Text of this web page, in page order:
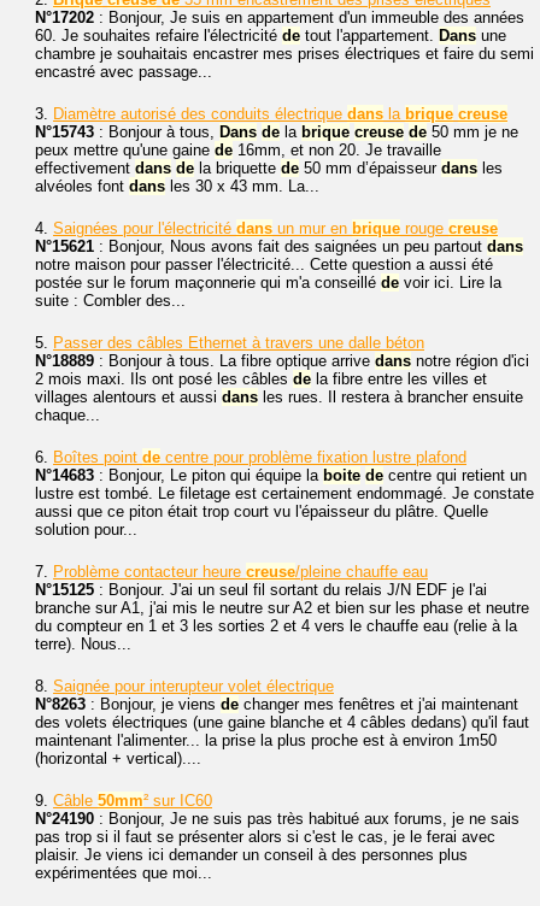
N°17202 : Bonjour, Je suis en appartement d'un immeuble des années
60. Je souhaites refaire l'électricité de tout l'appartement. Dans une
chambre je souhaitais encastrer mes prises électriques et faire du semi
encastré avec passage...
3. Diamètre autorisé des conduits électrique dans la brique creuse
N°15743 : Bonjour à tous, Dans de la brique creuse de 50 mm je ne
peux mettre qu'une gaine de 16mm, et non 20. Je travaille
effectivement dans de la briquette de 50 mm d’épaisseur dans les
alvéoles font dans les 30 x 43 mm. La...
4. Saignées pour l'électricité dans un mur en brique rouge creuse
N°15621 : Bonjour, Nous avons fait des saignées un peu partout dans
notre maison pour passer l'électricité... Cette question a aussi été
postée sur le forum maçonnerie qui m'a conseillé de voir ici. Lire la
suite : Combler des...
5. Passer des câbles Ethernet à travers une dalle béton
N°18889 : Bonjour à tous. La fibre optique arrive dans notre région d'ici
2 mois maxi. Ils ont posé les câbles de la fibre entre les villes et
villages alentours et aussi dans les rues. Il restera à brancher ensuite
chaque...
6. Boîtes point de centre pour problème fixation lustre plafond
N°14683 : Bonjour, Le piton qui équipe la boite de centre qui retient un
lustre est tombé. Le filetage est certainement endommagé. Je constate
aussi que ce piton était trop court vu l'épaisseur du plâtre. Quelle
solution pour...
7. Problème contacteur heure creuse/pleine chauffe eau
N°15125 : Bonjour. J'ai un seul fil sortant du relais J/N EDF je l'ai
branche sur A1, j'ai mis le neutre sur A2 et bien sur les phase et neutre
du compteur en 1 et 3 les sorties 2 et 4 vers le chauffe eau (relie à la
terre). Nous...
8. Saignée pour interupteur volet électrique
N°8263 : Bonjour, je viens de changer mes fenêtres et j'ai maintenant
des volets électriques (une gaine blanche et 4 câbles dedans) qu'il faut
maintenant l'alimenter... la prise la plus proche est à environ 1m50
(horizontal + vertical)....
9. Câble 50mm² sur IC60
N°24190 : Bonjour, Je ne suis pas très habitué aux forums, je ne sais
pas trop si il faut se présenter alors si c'est le cas, je le ferai avec
plaisir. Je viens ici demander un conseil à des personnes plus
expérimentées que moi...